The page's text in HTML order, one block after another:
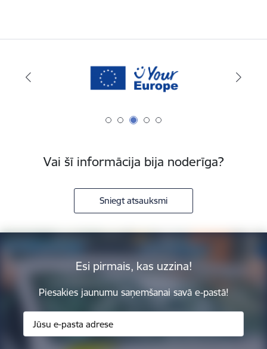
Vai šī informācija bija noderīga?
Sniegt atsauksmi
Esi pirmais, kas uzzina!
Piesakies jaunumu saņemšanai savā e-pastā!